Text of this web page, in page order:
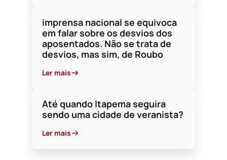
imprensa nacional se equivoca
em falar sobre os desvios dos
aposentados. Não se trata de
desvios, mas sim, de Roubo
Ler mais
Até quando Itapema seguira
sendo uma cidade de veranista?
Ler mais